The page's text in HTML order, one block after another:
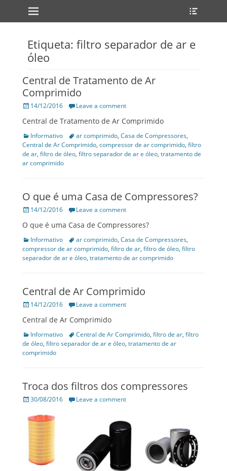
Primary Menu
Skip
to
Etiqueta: filtro separador de ar e
óleo
Central de Tratamento de Ar
Comprimido
Posted
14/12/2016 Leave a comment
Central de Tratamento de Ar Comprimido
Categories
Informativo Tagsar comprimido, Casa de Compressores,
Central de Ar Comprimido, compressor de ar comprimido, filtro
de ar, filtro de óleo, filtro separador de ar e óleo, tratamento de
ar comprimido
O que é uma Casa de Compressores?
Posted
14/12/2016 Leave a comment
O que é uma Casa de Compressores?
Categories
Informativo Tagsar comprimido, Casa de Compressores,
compressor de ar comprimido, filtro de ar, filtro de óleo, filtro
separador de ar e óleo, tratamento de ar comprimido
Central de Ar Comprimido
Posted
14/12/2016 Leave a comment
Central de Ar Comprimido
Categories
Informativo TagsCentral de Ar Comprimido, filtro de ar, filtro
de óleo, filtro separador de ar e óleo, tratamento de ar
comprimido
Troca dos filtros dos compressores
Posted
30/08/2016 Leave a comment